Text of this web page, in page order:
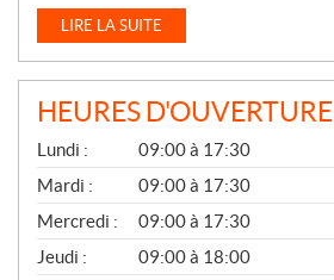
LIRE LA SUITE
HEURES D'OUVERTURE
G
É
N
É
R
A
L
Lundi :
09:00 à 17:30
Mardi :
09:00 à 17:30
Mercredi :
09:00 à 17:30
Jeudi :
09:00 à 18:00